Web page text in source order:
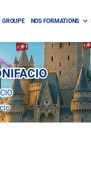
GROUPE NOS FORMATIONS